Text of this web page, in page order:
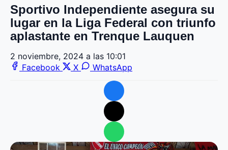
Sportivo Independiente asegura su
lugar en la Liga Federal con triunfo
aplastante en Trenque Lauquen
2 noviembre, 2024 a las 10:01
Facebook
X WhatsApp